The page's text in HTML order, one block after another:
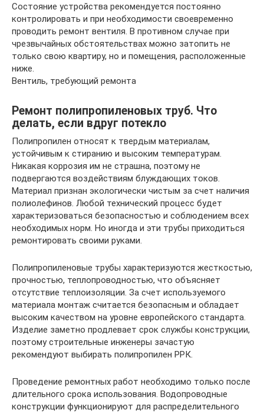
Состояние устройства рекомендуется постоянно
контролировать и при необходимости своевременно
проводить ремонт вентиля. В противном случае при
чрезвычайных обстоятельствах можно затопить не
только свою квартиру, но и помещения, расположенные
ниже.
Вентиль, требующий ремонта
Ремонт полипропиленовых труб. Что
делать, если вдруг потекло
Полипропилен относят к твердым материалам,
устойчивым к стиранию и высоким температурам.
Никакая коррозия им не страшна, поэтому не
подвергаются воздействиям блуждающих токов.
Материал признан экологически чистым за счет наличия
полиолефинов. Любой технический процесс будет
характеризоваться безопасностью и соблюдением всех
необходимых норм. Но иногда и эти трубы приходиться
ремонтировать своими руками.
Полипропиленовые трубы характеризуются жесткостью,
прочностью, теплопроводностью, что объясняет
отсутствие теплоизоляции. За счет используемого
материала монтаж считается безопасным и обладает
высоким качеством на уровне европейского стандарта.
Изделие заметно продлевает срок службы конструкции,
поэтому строительные инженеры зачастую
рекомендуют выбирать полипропилен РРК.
Проведение ремонтных работ необходимо только после
длительного срока использования. Водопроводные
конструкции функционируют для распределительного